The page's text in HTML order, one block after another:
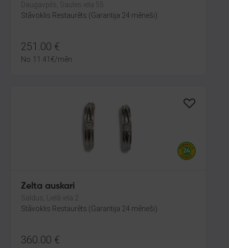
Daugavpils, Saules iela 55
Stāvoklis Restaurēts (Garantija 24 mēneši)
251.00 €
No 11.41 €/mēn.
Zelta auskari
Saldus, Lielā iela 2
Stāvoklis Restaurēts (Garantija 24 mēneši)
360.00 €